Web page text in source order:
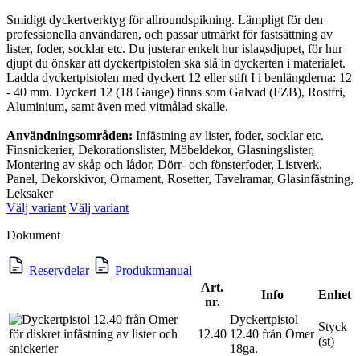
Smidigt dyckertverktyg för allroundspikning. Lämpligt för den
professionella användaren, och passar utmärkt för fastsättning av
lister, foder, socklar etc. Du justerar enkelt hur islagsdjupet, för hur
djupt du önskar att dyckertpistolen ska slå in dyckerten i materialet.
Ladda dyckertpistolen med dyckert 12 eller stift I i benlängderna: 12
- 40 mm. Dyckert 12 (18 Gauge) finns som Galvad (FZB), Rostfri,
Aluminium, samt även med vitmålad skalle.
Användningsområden: Infästning av lister, foder, socklar etc.
Finsnickerier, Dekorationslister, Möbeldekor, Glasningslister,
Montering av skåp och lådor, Dörr- och fönsterfoder, Listverk,
Panel, Dekorskivor, Ornament, Rosetter, Tavelramar, Glasinfästning,
Leksaker
Välj variant Välj variant
Dokument
Reservdelar
Produktmanual
Art.
nr.
Info Enhet
12.40
Dyckertpistol
12.40 från Omer
18ga.
Styck
(st)